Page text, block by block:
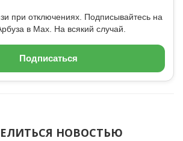
при отключениях. Подписывайтесь на
в Max. На всякий случай.
Подписаться
НОВОСТЬЮ